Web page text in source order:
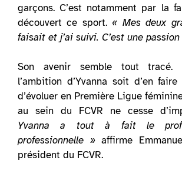
garçons. C’est notamment par la
découvert ce sport. « Mes deux
faisait et j’ai suivi. C’est une
Son avenir semble tout
l’ambition d’Yvanna soit d’en
d’évoluer en Première Ligue
au sein du FCVR ne cesse
Yvanna a tout à fait le
professionnelle »affirme
président du FCVR.